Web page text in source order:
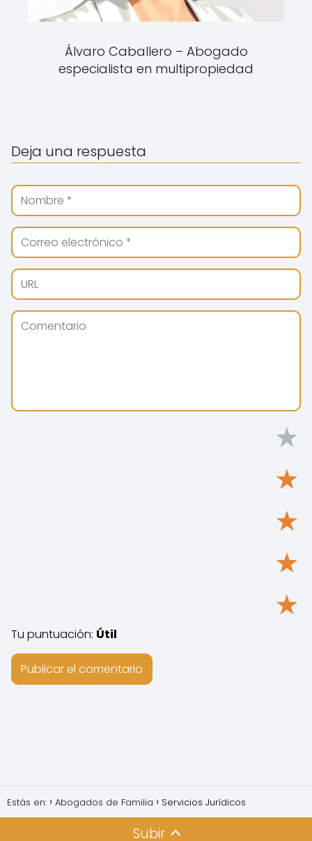
Álvaro Caballero – Abogado
especialista en multipropiedad
Deja una respuesta
★
★
★
★
★
Tu puntuación: Útil
Estás en: Abogados de Familia Servicios Jurídicos
Subir